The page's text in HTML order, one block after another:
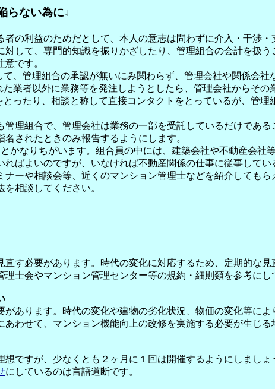
らない為に↓
の利益のためだとして、本人の意志は問わずに介入・干渉・
して、専門的知識を振りかざしたり、管理組合の会計を扱
です。
、管理組合の承認が無いにみ関わらず、管理会社や関係会社
業者以外に業務等を発注しようとしたら、管理会社からその
ったり、相談と称して直接コンタクトをとっているが、管理
管理組合で、管理会社は業務の一部を受託しているだけであ
されたときのみ報告するようにします。
かなりちがいます。組合員の中には、建築会社や不動産会社
ばよいのですが、いなければ不動産関係の仕事に従事して
ナーや相談会等、近くのマンション管理士などを紹介しても
相談してください。
す必要があります。時代の変化に対応するため、定期的な
士会やマンション管理センター等の規約・細則類を参考にし
あります。時代の変化や建物の劣化状況、物価の変化等に
わせて、マンション機能向上の改修を実施する必要が生じる
ですが、少なくとも２ヶ月に１回は開催するようにしまし
にしているのは言語道断です。